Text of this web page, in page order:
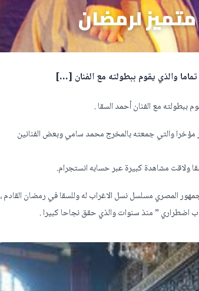
لرمضان
والذي يقوم ببطولته مع الفنان […]
مع الفنان أحمد السقا .
والتي جمعته بالمخرج محمد سامي وبعض الفنانين
ولاقت مشاهدة كبيرة عبر حسابه انستجرام.
المصري مسلسل نسل الاغراب له وللسقا في رمضان القادم ،
اضطراري ” منذ سنوات والذي حقق نجاحا كبيرا .